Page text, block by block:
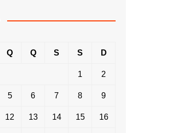
Q Q S S D
1 2
5 6 7 8 9
12 13 14 15 16